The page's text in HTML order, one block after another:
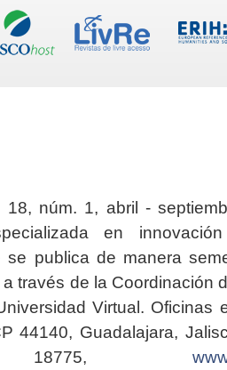
18, núm. 1, abril -
en
se publica de manera
través de la Coordinación
Virtual. Oficinas
44140, Guadalajara,
18775,